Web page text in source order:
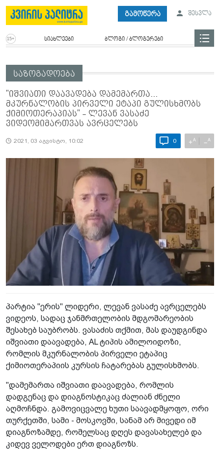
გამოწერა შესვლა
სიახლეები ბლოგი / ბლოგერები
საზოგადოება
"იშვიათი დაავადება დამემართა...
მკურნალობის პირველი ეტაპი გულისხმობს
ქიმიოთერაპიას" - ლევან ვასაძე
ვიდეომიმართვას ავრცელებს
2021, 03 აგვისტო, 10:02 0 +A −A
პარტია "ერის" ლიდერი, ლევან ვასაძე ავრცელებს
ვიდეოს, სადაც ჯანმრთელობის მდგომარეობის
შესახებ საუბრობს. ვასაძის თქმით, მას დაუდგინდა
იშვიათი დაავადება, AL ტიპის ამილოიდოზი,
რომლის მკურნალობის პირველი ეტაპიც
ქიმიოთერაპიის კურსის ჩატარებას გულისხმობს.
"დამემართა იშვიათი დაავადება, რომლის
დადგენაც და დიაგნოსტიკაც ძალიან ძნელი
აღმოჩნდა. გამოვიცვალე ხუთი საავადმყოფო, ორი
თურქეთში, სამი - მოსკოვში, სანამ არ მივედი იმ
დიაგნოზამდე, რომელსაც დღეს დავასახელებ და
კიდევ ველოდები ერთ დიაგნოზს.